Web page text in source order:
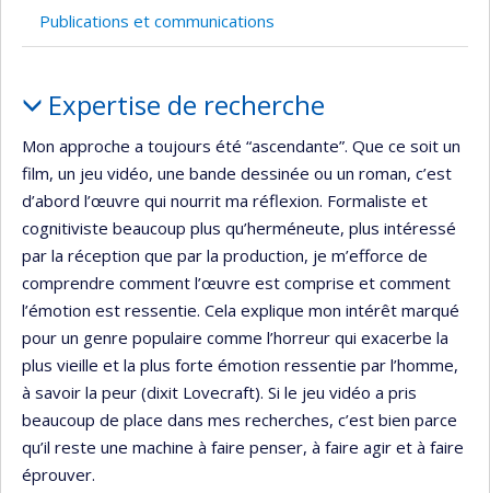
Publications et communications
Expertise de recherche
Mon approche a toujours été “ascendante”. Que ce soit un
film, un jeu vidéo, une bande dessinée ou un roman, c’est
d’abord l’œuvre qui nourrit ma réflexion. Formaliste et
cognitiviste beaucoup plus qu’herméneute, plus intéressé
par la réception que par la production, je m’efforce de
comprendre comment l’œuvre est comprise et comment
l’émotion est ressentie. Cela explique mon intérêt marqué
pour un genre populaire comme l’horreur qui exacerbe la
plus vieille et la plus forte émotion ressentie par l’homme,
à savoir la peur (dixit Lovecraft). Si le jeu vidéo a pris
beaucoup de place dans mes recherches, c’est bien parce
qu’il reste une machine à faire penser, à faire agir et à faire
éprouver.